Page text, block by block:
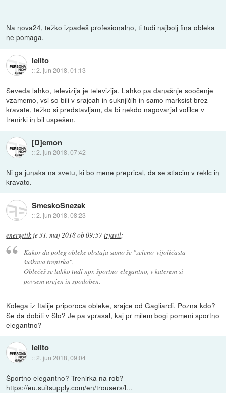
Na nova24, težko izpadeš profesionalno, ti tudi najbolj fina obleka
ne pomaga.
leiito
::2. jun 2018, 01:13
Seveda lahko, televizija je televizija. Lahko pa današnje soočenje
vzamemo, vsi so bili v srajcah in suknjičih in samo marksist brez
kravate, težko si predstavljam, da bi nekdo nagovarjal volilce v
trenirki in bil uspešen.
[D]emon
::2. jun 2018, 07:42
Ni ga junaka na svetu, ki bo mene preprical, da se stlacim v reklc in
kravato.
SmeskoSnezak
::2. jun 2018, 08:23
energetik je31. maj 2018 ob 09:57izjavil:
Kakor da poleg obleke obstaja samo še "zeleno-vijoličasta
šuškava trenirka".
Oblečeš se lahko tudi npr. športno-elegantno, v katerem si
povsem urejen in spodoben.
Kolega iz Italije priporoca obleke, srajce od Gagliardi. Pozna kdo?
Se da dobiti v Slo? Je pa vprasal, kaj pr milem bogi pomeni sportno
elegantno?
leiito
::2. jun 2018, 09:04
Športno elegantno? Trenirka na rob?
https://eu.suitsupply.com/en/trousers/l...